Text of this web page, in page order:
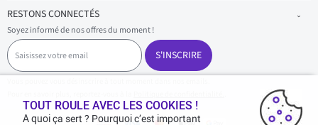
RESTONS CONNECTÉS
Soyez informé de nos offres du moment !
S
a
i
s
S'INSCRIRE
TOUT ROULE AVEC LES COOKIES !
A quoi ça sert ? Pourquoi c’est important